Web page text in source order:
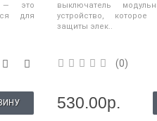
— это
для
выключатель
устройство, которое
защиты элек..
(0)
530.00р.